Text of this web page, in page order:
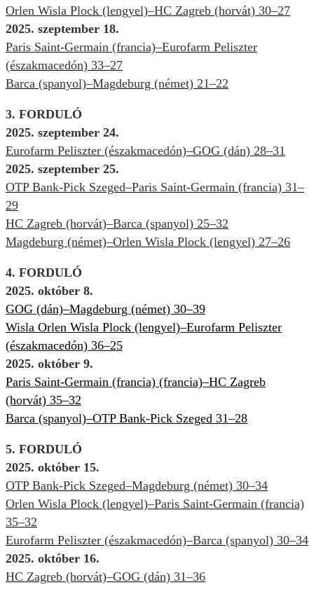
Orlen Wisla Plock (lengyel)–HC Zagreb (horvát) 30–27
2025. szeptember 18.
Paris Saint-Germain (francia)–Eurofarm Peliszter
(északmacedón) 33–27
Barca (spanyol)–Magdeburg (német) 21–22
3. FORDULÓ
2025. szeptember 24.
Eurofarm Peliszter (északmacedón)–GOG (dán) 28–31
2025. szeptember 25.
OTP Bank-Pick Szeged–Paris Saint-Germain (francia) 31–
29
HC Zagreb (horvát)–Barca (spanyol) 25–32
Magdeburg (német)–Orlen Wisla Plock (lengyel) 27–26
4. FORDULÓ
2025. október 8.
GOG (dán)–Magdeburg (német) 30–39
Wisla Orlen Wisla Plock (lengyel)–Eurofarm Peliszter
(északmacedón) 36–25
2025. október 9.
Paris Saint-Germain (francia) (francia)–HC Zagreb
(horvát) 35–32
Barca (spanyol)–OTP Bank-Pick Szeged 31–28
5. FORDULÓ
2025. október 15.
OTP Bank-Pick Szeged–Magdeburg (német) 30–34
Orlen Wisla Plock (lengyel)–Paris Saint-Germain (francia)
35–32
Eurofarm Peliszter (északmacedón)–Barca (spanyol) 30–34
2025. október 16.
HC Zagreb (horvát)–GOG (dán) 31–36